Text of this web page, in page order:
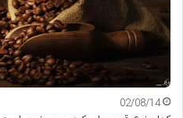
02/08/14